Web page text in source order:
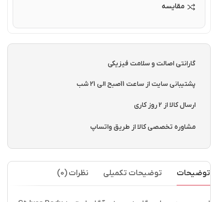
مقایسه
گارانتی اصالت و سلامت فیزیکی
پشتیبانی سایت از ساعت 11صبح الی 21 شب
ارسال کالا از 2 روز کاری
مشاوره تخصصی کالا از طریق واتساپ
توضیحات توضیحات تکمیلی نظرات (0)